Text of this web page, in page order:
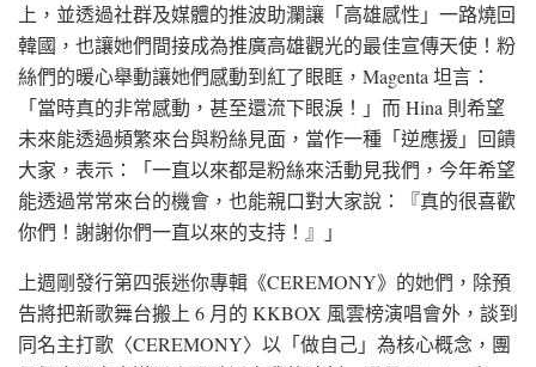
上，並透過社群及媒體的推波助瀾讓「高雄感性」一路燒回
韓國，也讓她們間接成為推廣高雄觀光的最佳宣傳天使！粉
絲們的暖心舉動讓她們感動到紅了眼眶，Magenta 坦言：
「當時真的非常感動，甚至還流下眼淚！」而 Hina 則希望
未來能透過頻繁來台與粉絲見面，當作一種「逆應援」回饋
大家，表示：「一直以來都是粉絲來活動見我們，今年希望
能透過常常來台的機會，也能親口對大家說：『真的很喜歡
你們！謝謝你們一直以來的支持！』」
上週剛發行第四張迷你專輯《CEREMONY》的她們，除預
告將把新歌舞台搬上 6 月的 KKBOX 風雲榜演唱會外，談到
同名主打歌〈CEREMONY〉以「做自己」為核心概念，團